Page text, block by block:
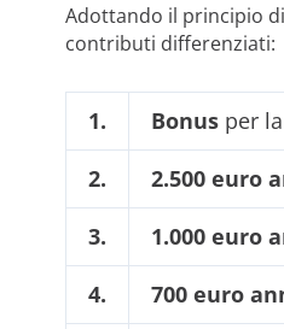
Adottando il principio
contributi differenziati:
1. Bonusper la
2.
2.500 euro
3.
1.000 euro
4.
700 euro